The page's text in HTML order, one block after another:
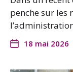
penche sur les
18 mai 2026